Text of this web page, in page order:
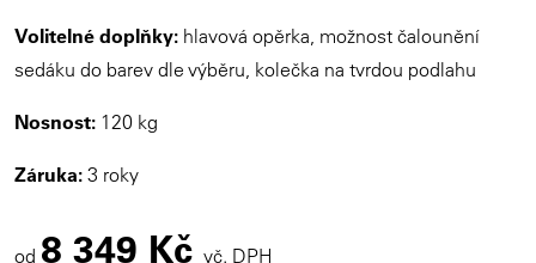
Volitelné doplňky: hlavová opěrka, možnost čalounění
sedáku do barev dle výběru, kolečka na tvrdou podlahu
Nosnost: 120 kg
Záruka: 3 roky
od 8 349 Kč vč. DPH